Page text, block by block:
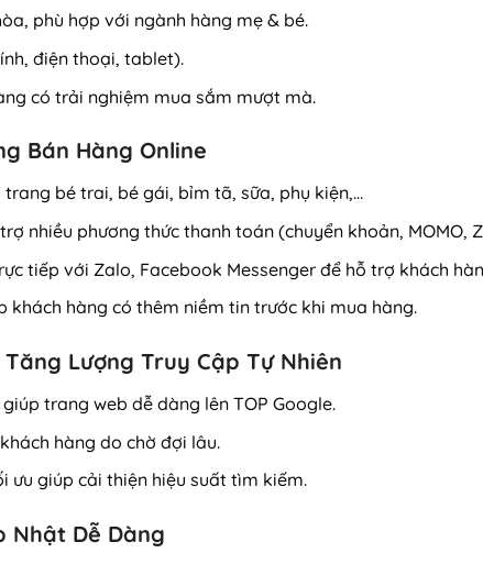
phù hợp với ngành hàng mẹ & bé.
điện thoại, tablet).
có trải nghiệm mua sắm mượt mà.
Bán Hàng Online
bé trai, bé gái, bỉm tã, sữa, phụ kiện,…
nhiều phương thức thanh toán (chuyển khoản, MOMO,
tiếp với Zalo, Facebook Messenger để hỗ trợ khách
khách hàng có thêm niềm tin trước khi mua hàng.
Tăng Lượng Truy Cập Tự Nhiên
trang web dễ dàng lên TOP Google.
hàng do chờ đợi lâu.
ưu giúp cải thiện hiệu suất tìm kiếm.
Nhật Dễ Dàng